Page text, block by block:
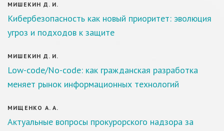
МИШЕКИН Д. И.
Кибербезопасность как новый приоритет: эволюция
угроз и подходов к защите
МИШЕКИН Д. И.
Low-code/No-code: как гражданская разработка
меняет рынок информационных технологий
МИЩЕНКО А. А.
Актуальные вопросы прокурорского надзора за